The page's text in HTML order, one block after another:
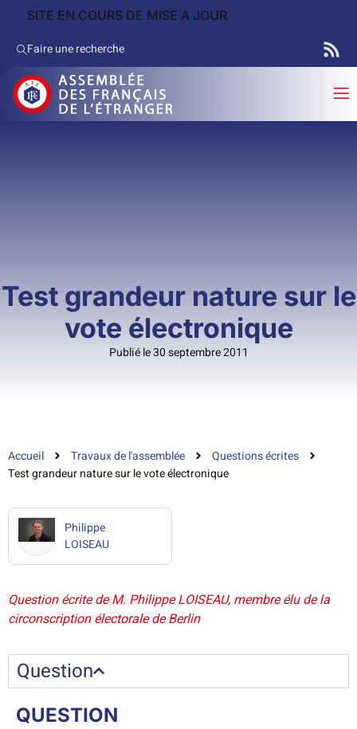
SITE EN COURS DE MISE A JOUR
Faire une recherche
Test grandeur nature sur le
vote électronique
Publié le 30 septembre 2011
Accueil Travaux de l'assemblée
Questions écrites
Test grandeur nature sur le vote électronique
Philippe
LOISEAU
Question écrite de M. Philippe LOISEAU, membre élu de la
circonscription électorale de Berlin
Question
QUESTION